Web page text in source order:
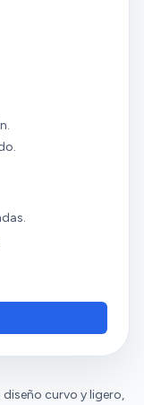
curvo y ligero,